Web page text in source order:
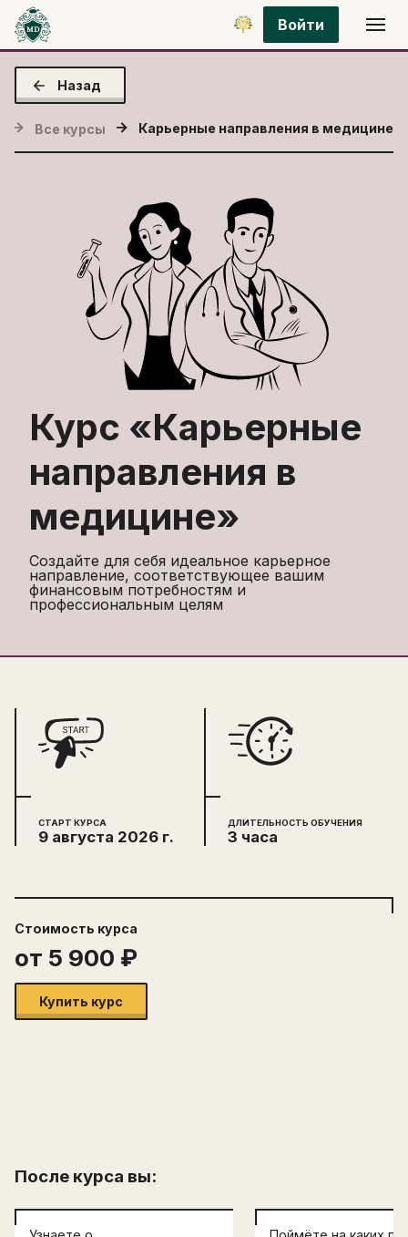
Войти
Назад
Все курсы Карьерные направления в медицине
Курс «Карьерные
направления в
медицине»
Создайте для себя идеальное карьерное
направление, соответствующее вашим
финансовым потребностям и
профессиональным целям
СТАРТ КУРСА
9 августа 2026 г.
ДЛИТЕЛЬНОСТЬ ОБУЧЕНИЯ
3 часа
Стоимость курса
от 5 900 ₽
Купить курс
После курса вы: